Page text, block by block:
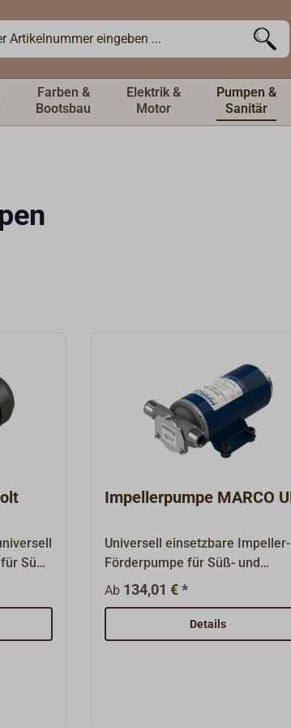
Farben &
Bootsbau
Elektrik &
Motor
Pumpen &
Sanitär
Süß-
Das
Impellerpumpe MARCO
Universell einsetzbare Impeller-
Förderpumpe für Süß- und
Seewasser mit
widerstandsfähigem, ölfesten
Impeller aus Nitrilgummi. Ideal
die Kielraum- und Grauwasser-
Ab 134,01 € *
Details